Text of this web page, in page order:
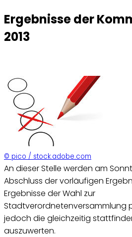
Ergebnisse der
2013
© pico / stock.adobe.com
An dieser Stelle werden am
Abschluss der vorläufigen
Ergebnisse der Wahl zur
Stadtverordnetenversammlung
jedoch die gleichzeitig
auszuwerten.